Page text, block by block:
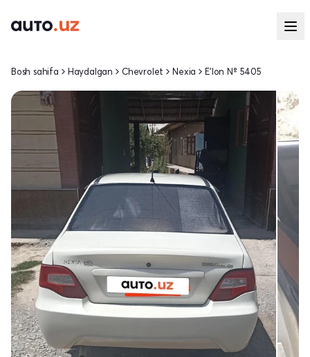
Bosh sahifa Haydalgan Chevrolet Nexia E'lon № 5405